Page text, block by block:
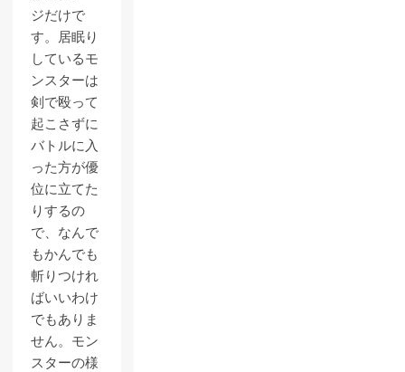
ジだけで
す。居眠り
しているモ
ンスターは
剣で殴って
起こさずに
バトルに入
った方が優
位に立てた
りするの
で、なんで
もかんでも
斬りつけれ
ばいいわけ
でもありま
せん。モン
スターの様